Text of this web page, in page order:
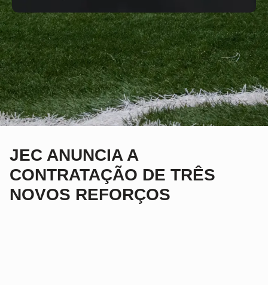
JEC ANUNCIA A
CONTRATAÇÃO DE TRÊS
NOVOS REFORÇOS